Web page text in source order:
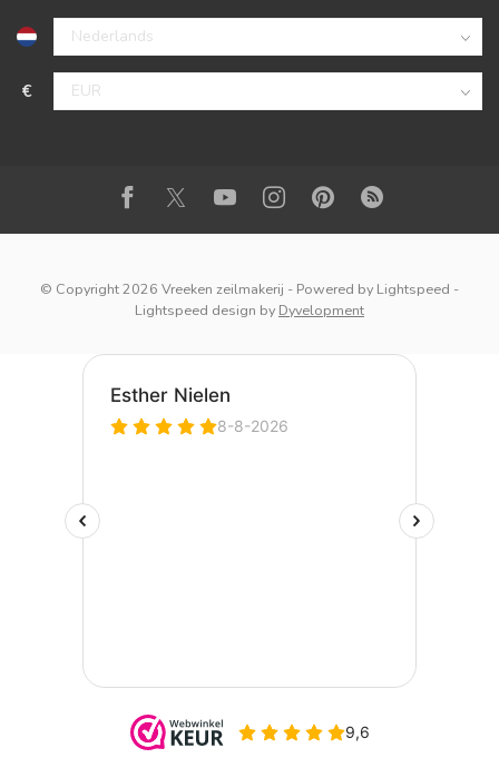
€
© Copyright 2026 Vreeken zeilmakerij - Powered by Lightspeed -
Lightspeed design by Dyvelopment